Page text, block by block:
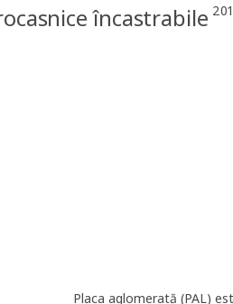
încastrabile
Placa aglomerată (PAL)